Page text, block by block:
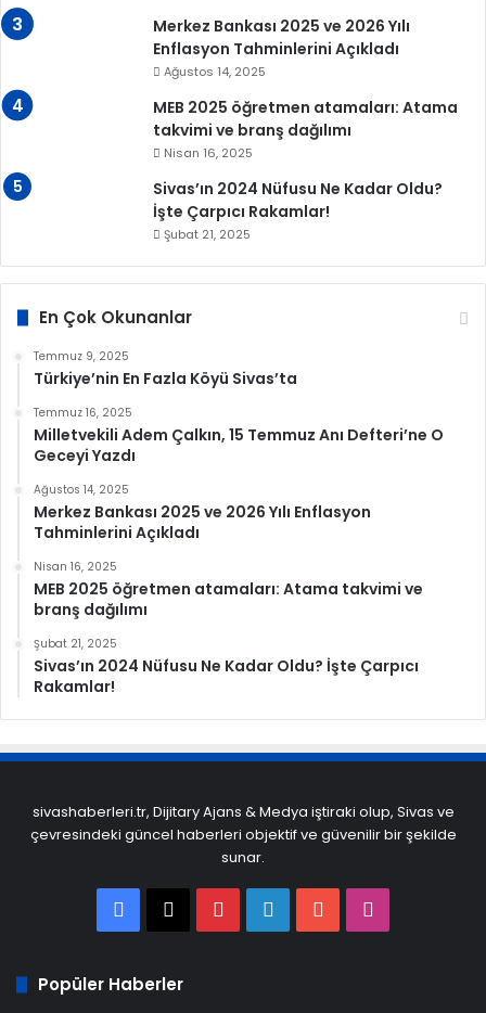
Merkez Bankası 2025 ve 2026 Yılı
Enflasyon Tahminlerini Açıkladı
Ağustos 14, 2025
MEB 2025 öğretmen atamaları: Atama
takvimi ve branş dağılımı
Nisan 16, 2025
Sivas’ın 2024 Nüfusu Ne Kadar Oldu?
İşte Çarpıcı Rakamlar!
Şubat 21, 2025
En Çok Okunanlar
Temmuz 9, 2025
Türkiye’nin En Fazla Köyü Sivas’ta
Temmuz 16, 2025
Milletvekili Adem Çalkın, 15 Temmuz Anı Defteri’ne O
Geceyi Yazdı
Ağustos 14, 2025
Merkez Bankası 2025 ve 2026 Yılı Enflasyon
Tahminlerini Açıkladı
Nisan 16, 2025
MEB 2025 öğretmen atamaları: Atama takvimi ve
branş dağılımı
Şubat 21, 2025
Sivas’ın 2024 Nüfusu Ne Kadar Oldu? İşte Çarpıcı
Rakamlar!
sivashaberleri.tr, Dijitary Ajans & Medya iştiraki olup, Sivas ve
çevresindeki güncel haberleri objektif ve güvenilir bir şekilde
sunar.
Facebook
X PinterestLinkedInYouTube
Popüler Haberler